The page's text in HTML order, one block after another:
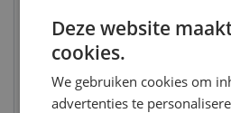
Deze website
cookies.
We gebruiken cookies om
advertenties te